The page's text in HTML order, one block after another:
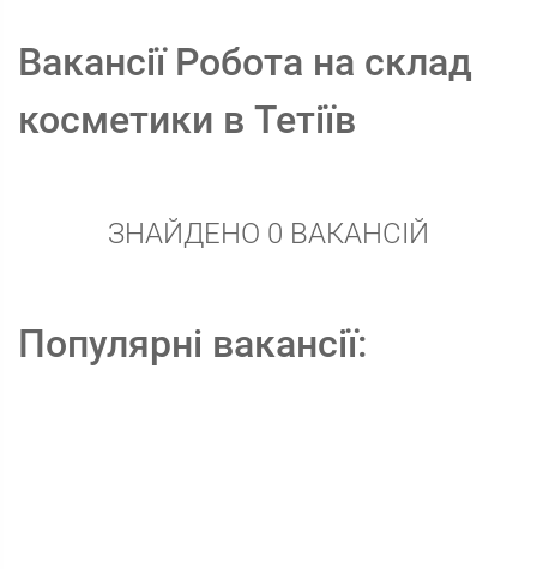
Вакансії Робота на склад
косметики в Тетіїв
ЗНАЙДЕНО 0 ВАКАНСІЙ
Популярні вакансії: